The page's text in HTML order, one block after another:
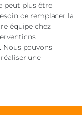
peut plus être
de remplacer la
équipe chez
Nous pouvons
une